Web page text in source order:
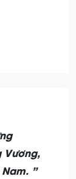
Vương,
”